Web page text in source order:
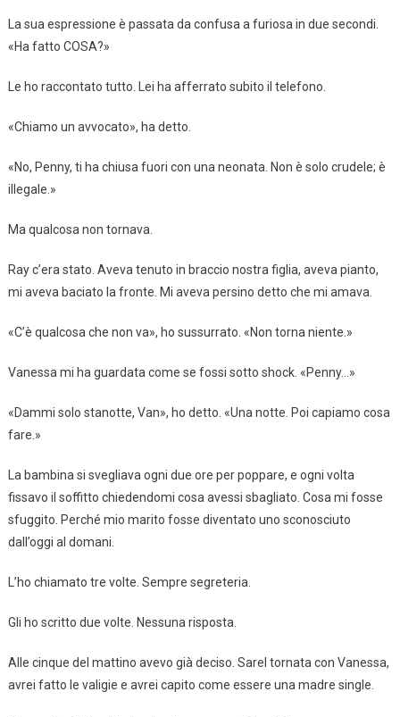
La sua espressione è passata da confusa a furiosa in due secondi.
«Ha fatto COSA?»
Le ho raccontato tutto. Lei ha afferrato subito il telefono.
«Chiamo un avvocato», ha detto.
«No, Penny, ti ha chiusa fuori con una neonata. Non è solo crudele; è
illegale.»
Ma qualcosa non tornava.
Ray c’era stato. Aveva tenuto in braccio nostra figlia, aveva pianto,
mi aveva baciato la fronte. Mi aveva persino detto che mi amava.
«C’è qualcosa che non va», ho sussurrato. «Non torna niente.»
Vanessa mi ha guardata come se fossi sotto shock. «Penny…»
«Dammi solo stanotte, Van», ho detto. «Una notte. Poi capiamo cosa
fare.»
La bambina si svegliava ogni due ore per poppare, e ogni volta
fissavo il soffitto chiedendomi cosa avessi sbagliato. Cosa mi fosse
sfuggito. Perché mio marito fosse diventato uno sconosciuto
dall’oggi al domani.
L’ho chiamato tre volte. Sempre segreteria.
Gli ho scritto due volte. Nessuna risposta.
Alle cinque del mattino avevo già deciso. SareI tornata con Vanessa,
avrei fatto le valigie e avrei capito come essere una madre single.